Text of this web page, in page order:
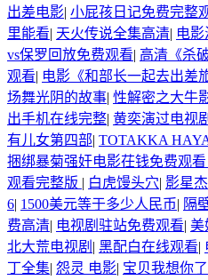
出差电影| 小屁孩日记免费完整
里能看| 天火传说全集高清| 电
vs保罗回放免费观看| 高清《杀
观看| 电影《和部长一起去出差
场舞光阴的故事| 性解密之大牛
出手机在线完整| 黄奕演过电视剧
有儿女第四部| TOTAKKA
捆绑暴菊强奸电影茌钱免费观看
观看完整版 | 白虎馒头穴| 影星
6| 1500美元等于多少人民币| 隔
费高清| 电视剧驻站免费观看| 美
北大荒电视剧 | 黑配白在线观看|
丁全集| 怨灵 电影| 宝贝我想你